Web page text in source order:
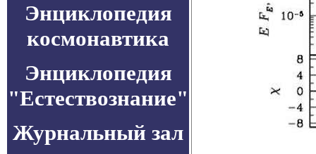
Энциклопедия
космонавтика
Энциклопедия
"Естествознание"
Журнальный зал